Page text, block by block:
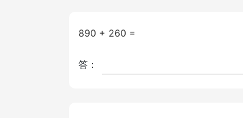
890 + 260 =
答：